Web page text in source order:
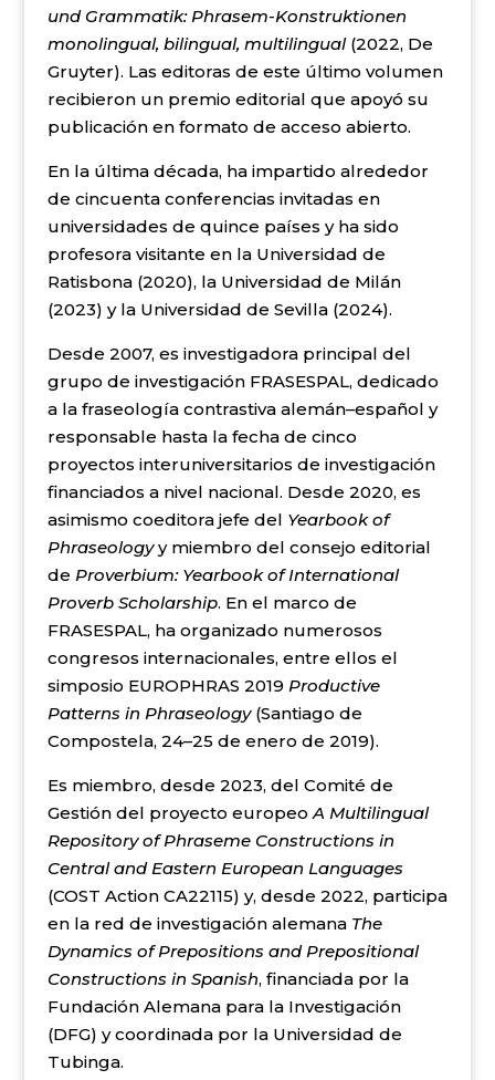
und Grammatik: Phrasem-Konstruktionen
monolingual, bilingual, multilingual(2022, De
Gruyter). Las editoras de este último volumen
recibieron un premio editorial que apoyó su
publicación en formato de acceso abierto.
En la última década, ha impartido alrededor
de cincuenta conferencias invitadas en
universidades de quince países y ha sido
profesora visitante en la Universidad de
Ratisbona (2020), la Universidad de Milán
(2023) y la Universidad de Sevilla (2024).
Desde 2007, es investigadora principal del
grupo de investigación FRASESPAL, dedicado
a la fraseología contrastiva alemán–español y
responsable hasta la fecha de cinco
proyectos interuniversitarios de investigación
financiados a nivel nacional. Desde 2020, es
asimismo coeditora jefe del Yearbook of
Phraseologyy miembro del consejo editorial
de Proverbium: Yearbook of International
Proverb Scholarship. En el marco de
FRASESPAL, ha organizado numerosos
congresos internacionales, entre ellos el
simposio EUROPHRAS 2019 Productive
Patterns in Phraseology(Santiago de
Compostela, 24–25 de enero de 2019).
Es miembro, desde 2023, del Comité de
Gestión del proyecto europeoA Multilingual
Repository of Phraseme Constructions in
Central and Eastern European Languages
(COST Action CA22115) y, desde 2022, participa
en la red de investigación alemana The
Dynamics of Prepositions and Prepositional
Constructions in Spanish, financiada por la
Fundación Alemana para la Investigación
(DFG) y coordinada por la Universidad de
Tubinga.